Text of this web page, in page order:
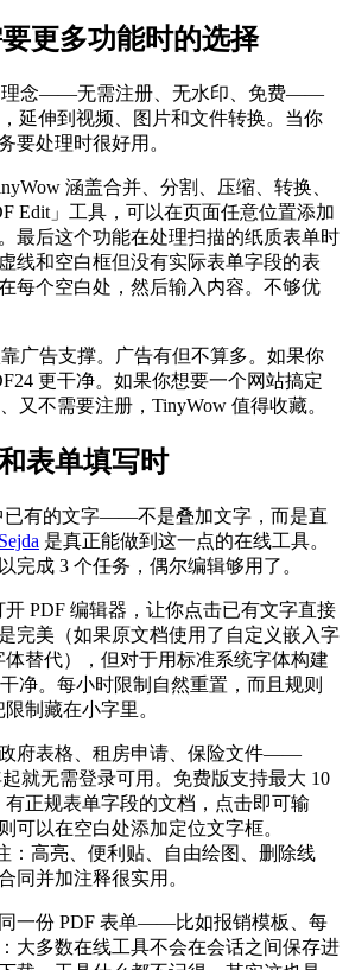
更多功能时的选择
理念——无需注册、无水印、免费——
延伸到视频、图片和文件转换。当你
要处理时很好用。
涵盖合并、分割、压缩、转换、
Edit」工具，可以在页面任意位置添加
最后这个功能在处理扫描的纸质表单时
和空白框但没有实际表单字段的表
每个空白处，然后输入内容。不够优
广告支撑。广告有但不算多。如果你
更干净。如果你想要一个网站搞定
又不需要注册，TinyWow 值得收藏。
表单填写时
已有的文字——不是叠加文字，而是直
Sejda 是真正能做到这一点的在线工具。
完成 3 个任务，偶尔编辑够用了。
开 PDF 编辑器，让你点击已有文字直接
完美（如果原文档使用了自定义嵌入字
体替代），但对于用标准系统字体构建
净。每小时限制自然重置，而且规则
制藏在小字里。
府表格、租房申请、保险文件——
起就无需登录可用。免费版支持最大 10
有正规表单字段的文档，点击即可输
可以在空白处添加定位文字框。
：高亮、便利贴、自由绘图、删除线
并加注释很实用。
一份 PDF 表单——比如报销模板、每
多数在线工具不会在会话之间保存进